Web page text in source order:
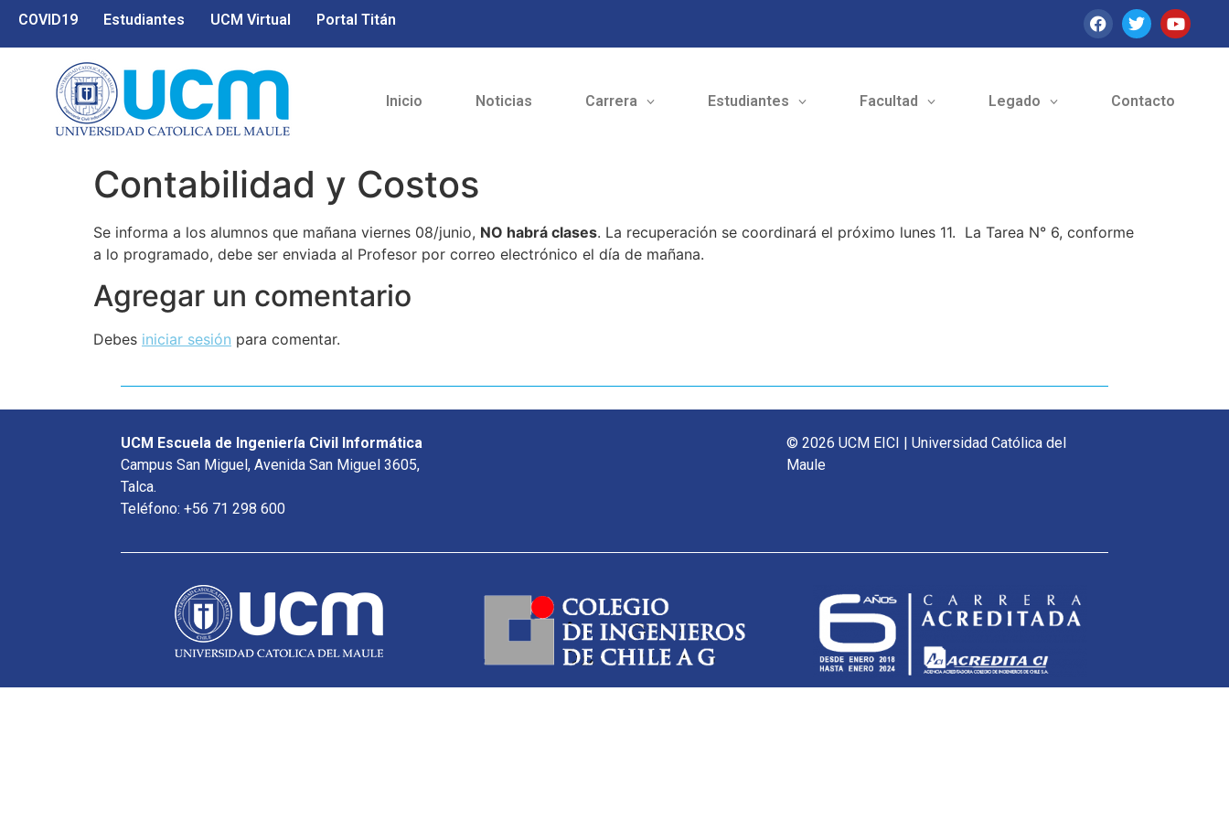
COVID19 Estudiantes UCM Virtual Portal Titán
Inicio Noticias Carrera Estudiantes Facultad Legado Contacto
Contabilidad y Costos
Se informa a los alumnos que mañana viernes 08/junio, NO habrá clases. La recuperación se coordinará el próximo lunes 11. La Tarea N° 6, conforme
a lo programado, debe ser enviada al Profesor por correo electrónico el día de mañana.
Agregar un comentario
Debes iniciar sesión para comentar.
UCM Escuela de Ingeniería Civil Informática
Campus San Miguel, Avenida San Miguel 3605,
Talca.
Teléfono: +56 71 298 600
© 2026 UCM EICI | Universidad Católica del
Maule